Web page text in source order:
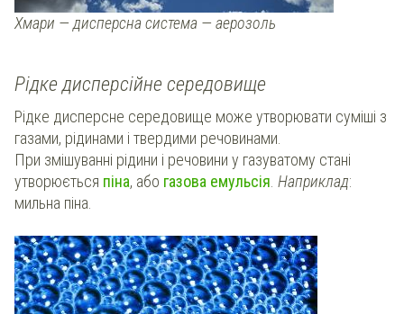
Хмари — дисперсна система — аерозоль
Рідке дисперсійне середовище
Рідке дисперсне середовище може утворювати суміші з
газами, рідинами і твердими речовинами.
При змішуванні рідини і речовини у газуватому стані
утворюється піна, або газова емульсія. Наприклад:
мильна піна.